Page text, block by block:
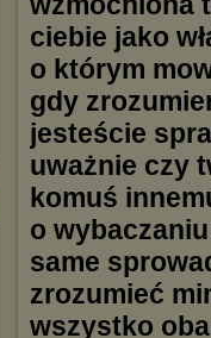
ciebie jako
o którym
gdy
jesteście
uważnie czy
komuś
o
same
zrozumieć
wszystko